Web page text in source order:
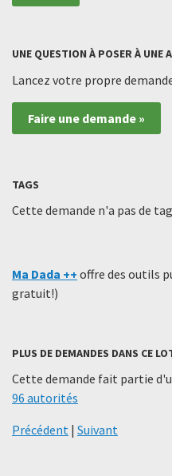
UNE QUESTION À POSER À UNE
Lancez votre propre
Faire une demande »
TAGS
Cette demande n'a pas de
Ma Dada ++ offre des outils
gratuit!)
PLUS DE DEMANDES DANS CE
Cette demande fait partie
96 autorités
Précédent | Suivant